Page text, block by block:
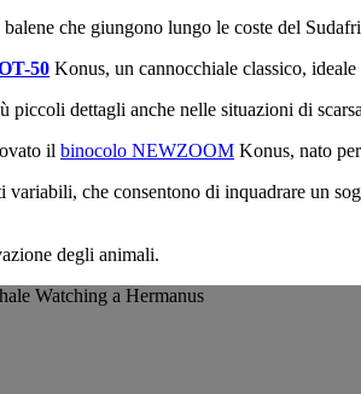
che giungono lungo le coste del
50 Konus, un cannocchiale classico,
dettagli anche nelle situazioni di
il binocolo NEWZOOM Konus, nato
che consentono di inquadrare un
degli animali.